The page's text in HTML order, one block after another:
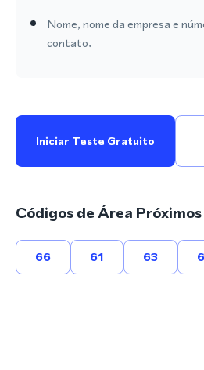
Nome, nome da empresa e
contato.
Iniciar Teste Gratuito
Códigos de Área Próximos
66 61 63